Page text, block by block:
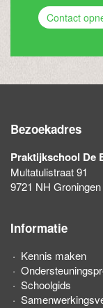
Contact
Bezoekadres
Praktijkschool De
Multatulistraat 91
9721 NH Groningen
Informatie
Kennis maken
Schoolgids